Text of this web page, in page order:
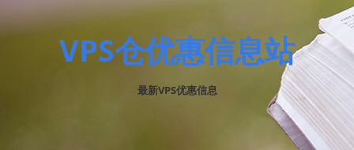
VPS仓优惠信息站
最新VPS优惠信息